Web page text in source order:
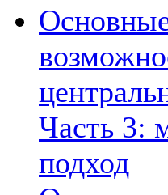
Часть 3:
подход